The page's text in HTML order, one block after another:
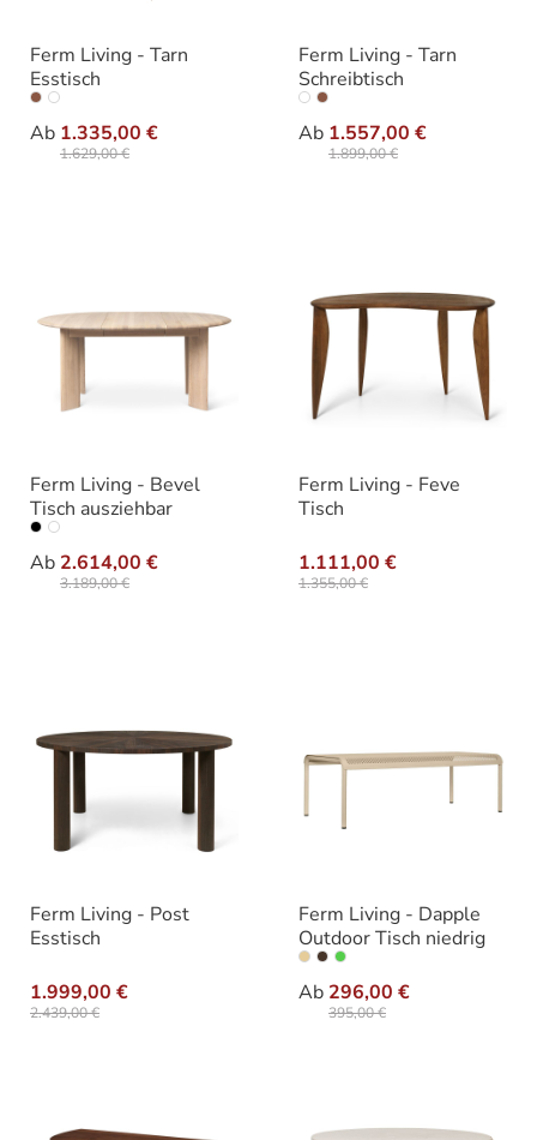
Ferm Living - Tarn
Esstisch
Ab 1.335,00 €
1.629,00 €
Varianten
Ferm Living - Tarn
Schreibtisch
Ab 1.557,00 €
1.899,00 €
Varianten
Ferm Living - Bevel
Tisch ausziehbar
Ab 2.614,00 €
3.189,00 €
Varianten
Ferm Living - Feve
Tisch
1.111,00 €
1.355,00 €
Ferm Living - Post
Esstisch
1.999,00 €
2.439,00 €
Ferm Living - Dapple
Outdoor Tisch niedrig
Ab 296,00 €
395,00 €
Varianten